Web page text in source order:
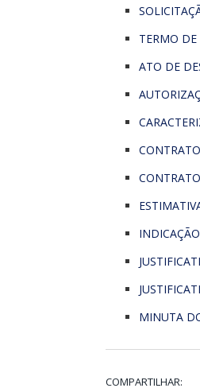
TERMO DE
ATO DE
MINUTA
COMPARTILHAR: